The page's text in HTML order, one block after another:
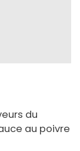
du
au poivre